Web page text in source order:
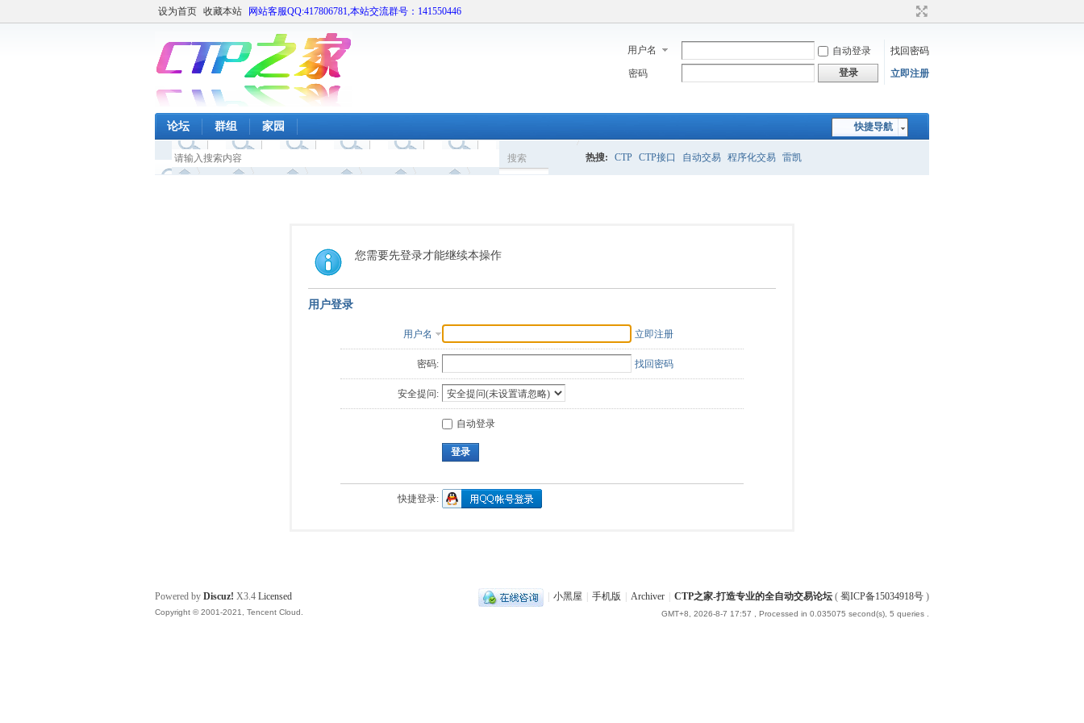
设为首页 收藏本站 网站客服QQ:417806781,本站交流群号：141550446
用户名 自动登录
找回密码
密码
登录 立即注册
快捷导航
论坛 群组 家园
搜索 热搜: CTP CTP接口 自动交易 程序化交易 雷凯
您需要先登录才能继续本操作
用户登录
用户名 立即注册
密码: 找回密码
安全提问:
自动登录
登录
快捷登录:
小黑屋 手机版 Archiver CTP之家-打造专业的全自动交易论坛 ( 蜀ICP备15034918号 )
GMT+8, 2026-8-7 17:57 , Processed in 0.035075 second(s), 5 queries .
Powered by Discuz! X3.4 Licensed
Copyright © 2001-2021, Tencent Cloud.